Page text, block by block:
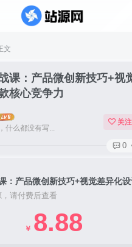
文
课：产品微创新技巧+视
核心竞争力
什么都没有写...
关注
0
请付费后查看
￥ 8.88